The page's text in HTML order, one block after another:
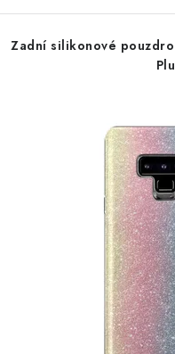
Zadní silikonové pouzdro